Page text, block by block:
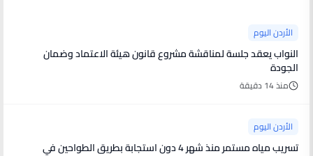
الأردن اليوم
النواب يعقد جلسة لمناقشة مشروع قانون هيئة الاعتماد وضمان
الجودة
منذ 14 دقيقة
الأردن اليوم
تسريب مياه مستمر منذ شهر 4 دون استجابة بطريق الطواحين في